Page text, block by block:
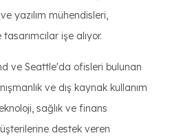
yazılım mühendisleri,
işe alıyor.
ve Seattle'da ofisleri bulunan
ve dış kaynak kullanım
sağlık ve finans
destek veren